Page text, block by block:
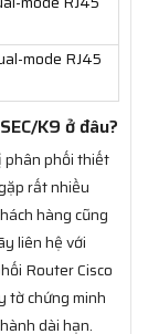
mode RJ45
K9 ở đâu?
phân phối thiết
rất nhiều
hàng cũng
liên hệ với
Router Cisco
tờ chứng minh
dài hạn.